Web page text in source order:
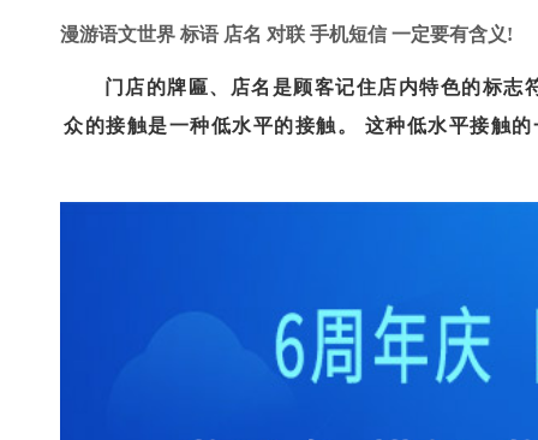
漫游语文世界 标语 店名 对联 手机短信 一定要有含义!
门店的牌匾、店名是顾客记住店内特色的标
众的接触是一种低水平的接触。 这种低水平接触